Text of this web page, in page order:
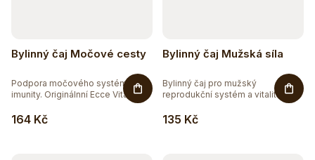
Bylinný čaj Močové cesty
164 Kč
Podpora močového systému a
imunity. Originálnní Ecce Vita®...
Bylinný čaj Mužská síla
135 Kč
Bylinný čaj pro mužský
reprodukční systém a vitalitu.